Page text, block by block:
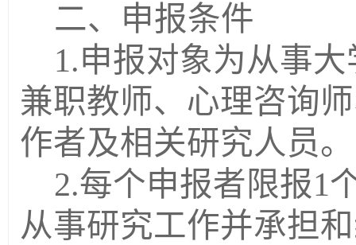
二、申报条件
1.申报对象为从事
兼职教师、心理咨询
作者及相关研究人员。
2.每个申报者限报1
从事研究工作并承担